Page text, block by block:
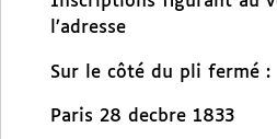
l’adresse
Sur le côté du pli fermé :
Paris 28 decbre 1833